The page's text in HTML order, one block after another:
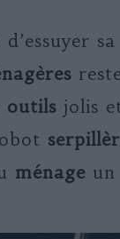
sa
outils jolis
ménageun